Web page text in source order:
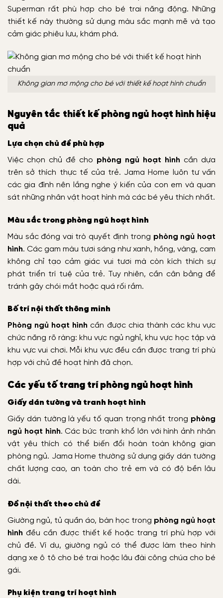
Superman rất phù hợp cho bé trai năng động. Những
thiết kế này thường sử dụng màu sắc mạnh mẽ và tạo
cảm giác phiêu lưu, khám phá.
Không gian mơ mộng cho bé với thiết kế hoạt hình chuẩn
Nguyên tắc thiết kế phòng ngủ hoạt hình hiệu
quả
Lựa chọn chủ đề phù hợp
Việc chọn chủ đề cho phòng ngủ hoạt hình cần dựa
trên sở thích thực tế của trẻ. Jama Home luôn tư vấn
các gia đình nên lắng nghe ý kiến của con em và quan
sát những nhân vật hoạt hình mà các bé yêu thích nhất.
Màu sắc trong phòng ngủ hoạt hình
Màu sắc đóng vai trò quyết định trong phòng ngủ hoạt
hình. Các gam màu tươi sáng như xanh, hồng, vàng, cam
không chỉ tạo cảm giác vui tươi mà còn kích thích sự
phát triển trí tuệ của trẻ. Tuy nhiên, cần cân bằng để
tránh gây chói mắt hoặc quá rối rắm.
Bố trí nội thất thông minh
Phòng ngủ hoạt hình cần được chia thành các khu vực
chức năng rõ ràng: khu vực ngủ nghỉ, khu vực học tập và
khu vực vui chơi. Mỗi khu vực đều cần được trang trí phù
hợp với chủ đề hoạt hình đã chọn.
Các yếu tố trang trí phòng ngủ hoạt hình
Giấy dán tường và tranh hoạt hình
Giấy dán tường là yếu tố quan trọng nhất trong phòng
ngủ hoạt hình. Các bức tranh khổ lớn với hình ảnh nhân
vật yêu thích có thể biến đổi hoàn toàn không gian
phòng ngủ. Jama Home thường sử dụng giấy dán tường
chất lượng cao, an toàn cho trẻ em và có độ bền lâu
dài.
Đồ nội thất theo chủ đề
Giường ngủ, tủ quần áo, bàn học trong phòng ngủ hoạt
hình đều cần được thiết kế hoặc trang trí phù hợp với
chủ đề. Ví dụ, giường ngủ có thể được làm theo hình
dạng xe ô tô cho bé trai hoặc lâu đài công chúa cho bé
gái.
Phụ kiện trang trí hoạt hình